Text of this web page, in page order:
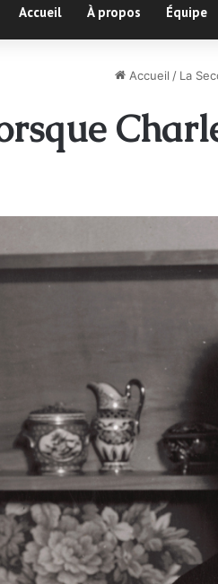
Accueil À propos Équipe
Accueil / La